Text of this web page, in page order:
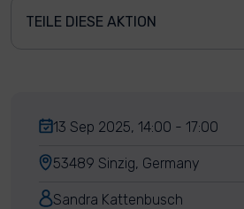
TEILE DIESE AKTION
13 Sep 2025, 14:00 - 17:00
53489 Sinzig, Germany
Sandra Kattenbusch